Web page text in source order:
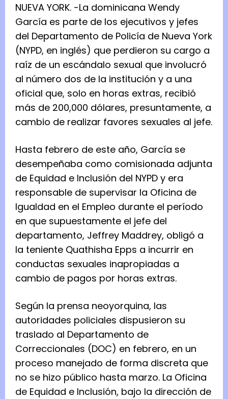
NUEVA YORK. -La dominicana Wendy
García es parte de los ejecutivos y jefes
del Departamento de Policía de Nueva York
(NYPD, en inglés) que perdieron su cargo a
raíz de un escándalo sexual que involucró
al número dos de la institución y a una
oficial que, solo en horas extras, recibió
más de 200,000 dólares, presuntamente, a
cambio de realizar favores sexuales al jefe.
Hasta febrero de este año, García se
desempeñaba como comisionada adjunta
de Equidad e Inclusión del NYPD y era
responsable de supervisar la Oficina de
Igualdad en el Empleo durante el período
en que supuestamente el jefe del
departamento, Jeffrey Maddrey, obligó a
la teniente Quathisha Epps a incurrir en
conductas sexuales inapropiadas a
cambio de pagos por horas extras.
Según la prensa neoyorquina, las
autoridades policiales dispusieron su
traslado al Departamento de
Correccionales (DOC) en febrero, en un
proceso manejado de forma discreta que
no se hizo público hasta marzo. La Oficina
de Equidad e Inclusión, bajo la dirección de